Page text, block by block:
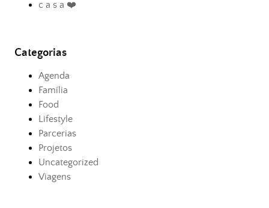
c a s a ❤️
Categorias
Agenda
Família
Food
Lifestyle
Parcerias
Projetos
Uncategorized
Viagens